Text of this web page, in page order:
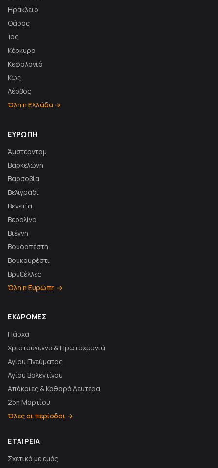
Ηράκλειο
Θάσος
Ίος
Κέρκυρα
Κεφαλονιά
Κως
Λέσβος
Όλη η Ελλάδα →
ΕΥΡΏΠΗ
Άμστερνταμ
Βαρκελώνη
Βαρσοβία
Βελιγράδι
Βενετία
Βερολίνο
Βιέννη
Βουδαπέστη
Βουκουρέστι
Βρυξέλλες
Όλη η Ευρώπη →
ΕΚΔΡΟΜΈΣ
Πάσχα
Χριστούγεννα & Πρωτοχρονιά
Αγίου Πνεύματος
Αγίου Βαλεντίνου
Απόκριες & Καθαρά Δευτέρα
25η Μαρτίου
Όλες οι περίοδοι →
ΕΤΑΙΡΕΊΑ
Σχετικά με εμάς